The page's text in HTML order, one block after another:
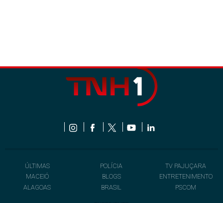
ÚLTIMAS
MACEIÓ
ALAGOAS
POLÍCIA
BLOGS
BRASIL
TV PAJUÇARA
ENTRETENIMENTO
PSCOM